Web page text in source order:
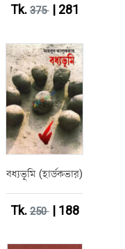
Tk.375| 281
বধ্যভূমি (হার্ডকভার)
Tk.250| 188